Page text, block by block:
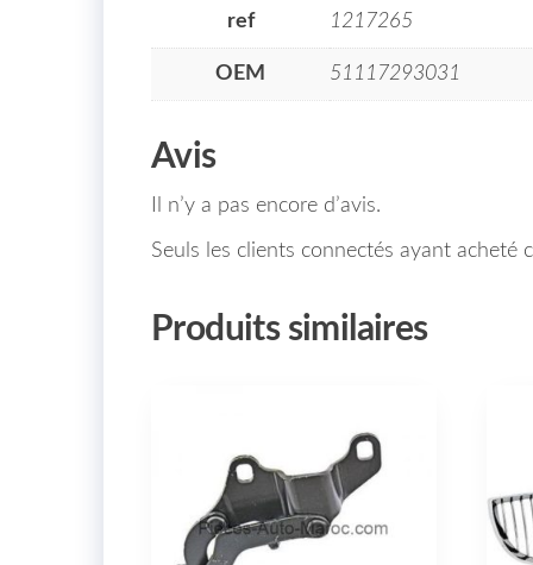
ref 1217265
OEM 51117293031
Avis
Il n’y a pas encore d’avis.
Seuls les clients connectés ayant
Produits similaires